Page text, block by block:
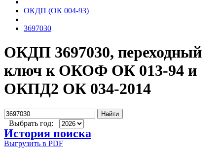
ОКДП (ОК 004-93)
3697030
ОКДП 3697030, переходный
ключ к ОКОФ ОК 013-94 и
ОКПД2 ОК 034-2014
Найти
Выбрать год:
История поиска
Выгрузить в PDF